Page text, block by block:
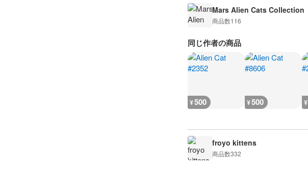
Mars Alien Cats Collection
商品数116
同じ作者の商品
¥500 ¥500 ¥
froyo kittens
商品数332